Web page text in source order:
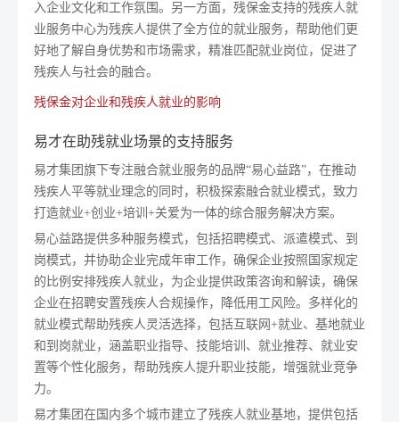
入企业文化和工作氛围。另一方面，残保金支持的残疾人就
业服务中心为残疾人提供了全方位的就业服务，帮助他们更
好地了解自身优势和市场需求，精准匹配就业岗位，促进了
残疾人与社会的融合。
残保金对企业和残疾人就业的影响
易才在助残就业场景的支持服务
易才集团旗下专注融合就业服务的品牌“易心益路”，在推动
残疾人平等就业理念的同时，积极探索融合就业模式，致力
打造就业+创业+培训+关爱为一体的综合服务解决方案。
易心益路提供多种服务模式，包括招聘模式、派遣模式、到
岗模式，并协助企业完成年审工作，确保企业按照国家规定
的比例安排残疾人就业，为企业提供政策咨询和解读，确保
企业在招聘安置残疾人合规操作，降低用工风险。多样化的
就业模式帮助残疾人灵活选择，包括互联网+就业、基地就业
和到岗就业，涵盖职业指导、技能培训、就业推荐、就业安
置等个性化服务，帮助残疾人提升职业技能，增强就业竞争
力。
易才集团在国内多个城市建立了残疾人就业基地，提供包括